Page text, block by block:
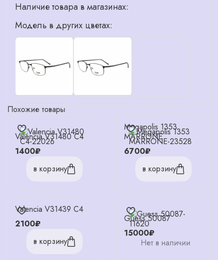
Наличие товара в магазинах:
Модель в других цветах:
Похожие товары
Valencia V31480 C4
1400₽
в корзину
Megapolis 1353
MARRONE
6700₽
в корзину
Valencia V31439 C4
2100₽
в корзину
Guess 50087
15000₽
Нет в наличии